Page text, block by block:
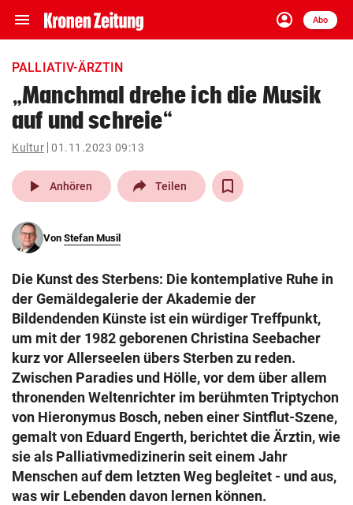
menu Navigation
ein-/ausklappen
account_circle
Anmelden
Abo
close Schließen
account_circle Anmelden
pin_drop
Wien arrow_right
search
eingeben
Muthgasse 2, 1190 Wien
PALLIATIV-ÄRZTIN
„Manchmal drehe ich die Musik
auf und schreie“
Kultur 01.11.2023 09:13
play_arrow Anhören Teilen
Von Stefan Musil
Die Kunst des Sterbens: Die kontemplative Ruhe in
der Gemäldegalerie der Akademie der
Bildendenden Künste ist ein würdiger Treffpunkt,
um mit der 1982 geborenen Christina Seebacher
kurz vor Allerseelen übers Sterben zu reden.
Zwischen Paradies und Hölle, vor dem über allem
thronenden Weltenrichter im berühmten Triptychon
von Hieronymus Bosch, neben einer Sintflut-Szene,
gemalt von Eduard Engerth, berichtet die Ärztin, wie
sie als Palliativmedizinerin seit einem Jahr
Menschen auf dem letzten Weg begleitet - und aus,
was wir Lebenden davon lernen können.